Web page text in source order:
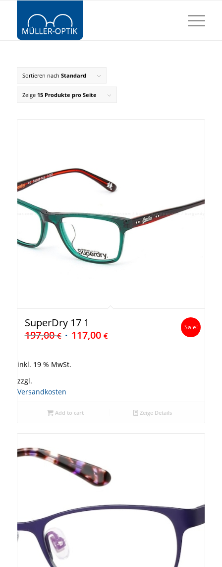
Sortieren nach Standard
Zeige 15 Produkte pro Seite
SuperDry 17 1
197,00€ 117,00 €
Sale!
inkl. 19 % MwSt.
zzgl.
Versandkosten
Add to cart Zeige Details